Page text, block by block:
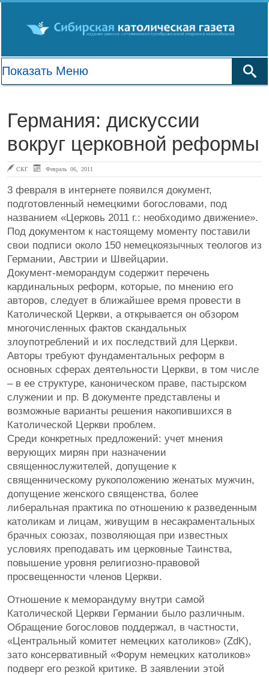
Германия: дискуссии
вокруг церковной реформы
СКГ Февраль 06, 2011
3 февраля в интернете появился документ,
подготовленный немецкими богословами, под
названием «Церковь 2011 г.: необходимо движение».
Под документом к настоящему моменту поставили
свои подписи около 150 немецкоязычных теологов из
Германии, Австрии и Швейцарии.
Документ-меморандум содержит перечень
кардинальных реформ, которые, по мнению его
авторов, следует в ближайшее время провести в
Католической Церкви, а открывается он обзором
многочисленных фактов скандальных
злоупотреблений и их последствий для Церкви.
Авторы требуют фундаментальных реформ в
основных сферах деятельности Церкви, в том числе
– в ее структуре, каноническом праве, пастырском
служении и пр. В документе представлены и
возможные варианты решения накопившихся в
Католической Церкви проблем.
Среди конкретных предложений: учет мнения
верующих мирян при назначении
священнослужителей, допущение к
священническому рукоположению женатых мужчин,
допущение женского священства, более
либеральная практика по отношению к разведенным
католикам и лицам, живущим в несакраментальных
брачных союзах, позволяющая при известных
условиях преподавать им церковные Таинства,
повышение уровня религиозно-правовой
просвещенности членов Церкви.
Отношение к меморандуму внутри самой
Католической Церкви Германии было различным.
Обращение богословов поддержал, в частности,
«Центральный комитет немецких католиков» (ZdK),
зато консервативный «Форум немецких католиков»
подверг его резкой критике. В заявлении этой